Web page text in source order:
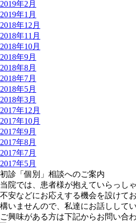
2019年2月
2019年1月
2018年12月
2018年11月
2018年10月
2018年9月
2018年8月
2018年7月
2018年5月
2018年3月
2017年12月
2017年10月
2017年9月
2017年8月
2017年7月
2017年5月
初診「個別」相談へのご案内
当院では、患者様が抱えていらっし
不安などにお応えする機会を設けて
構いませんので、私達にお話しして
ご興味がある方は下記からお問い合